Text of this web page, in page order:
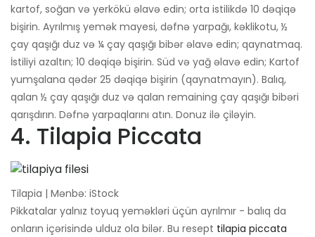
kartof, soğan və yerkökü əlavə edin; orta istilikdə 10 dəqiqə
bişirin. Ayrılmış yemək mayesi, dəfnə yarpağı, kəklikotu, ½
çay qaşığı duz və ¼ çay qaşığı bibər əlavə edin; qaynatmaq.
İstiliyi azaltın; 10 dəqiqə bişirin. Süd və yağ əlavə edin; Kartof
yumşalana qədər 25 dəqiqə bişirin (qaynatmayın). Balıq,
qalan ½ çay qaşığı duz və qalan remaining çay qaşığı bibəri
qarışdırın. Dəfnə yarpaqlarını atın. Donuz ilə çiləyin.
4. Tilapia Piccata
Tilapia | Mənbə: iStock
Pikkatalar yalnız toyuq yeməkləri üçün ayrılmır - balıq da
onların içərisində ulduz ola bilər. Bu resept tilapia piccata